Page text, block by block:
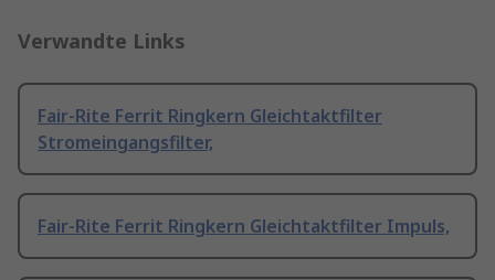
Verwandte Links
Fair-Rite Ferrit Ringkern Gleichtaktfilter
Stromeingangsfilter,
Fair-Rite Ferrit Ringkern Gleichtaktfilter Impuls,